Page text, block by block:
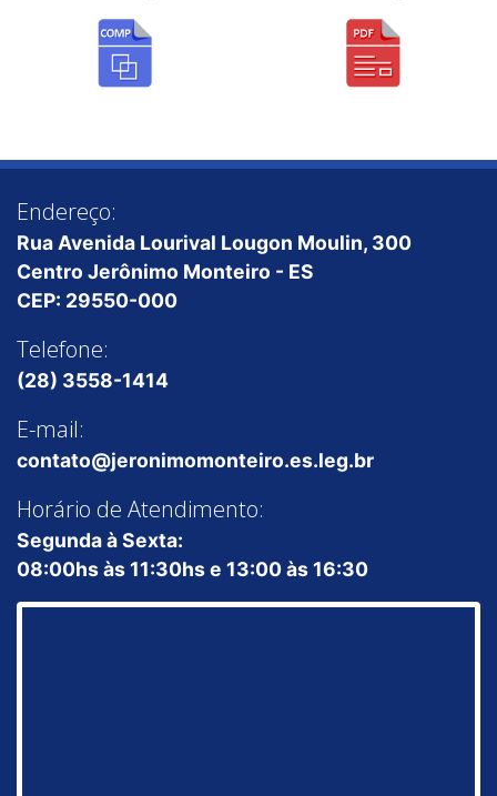
Endereço:
Rua Avenida Lourival Lougon Moulin, 300
Centro Jerônimo Monteiro - ES
CEP: 29550-000
Telefone:
(28) 3558-1414
E-mail:
contato@jeronimomonteiro.es.leg.br
Horário de Atendimento:
Segunda à Sexta:
08:00hs às 11:30hs e 13:00 às 16:30